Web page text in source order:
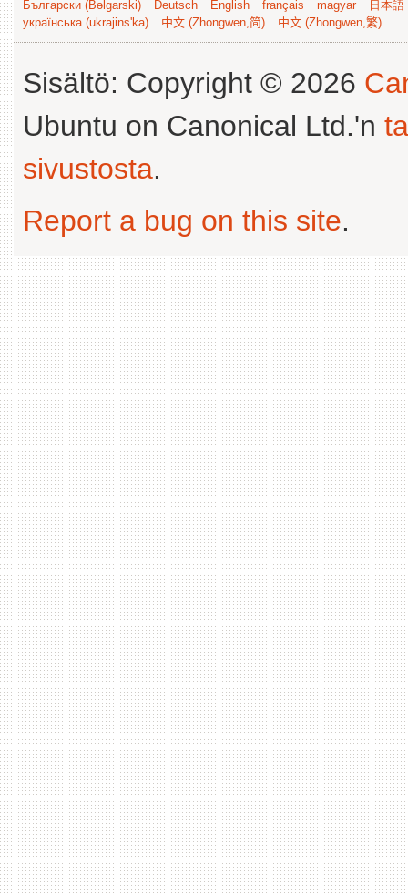
Български (Bəlgarski) Deutsch English français magyar
日本
українська (ukrajins'ka)
中文 (Zhongwen,简) 中文 (Zhongwen,繁)
Sisältö: Copyright © 2026
Ubuntu on Canonical Ltd.'n
sivustosta.
Report a bug on this site.